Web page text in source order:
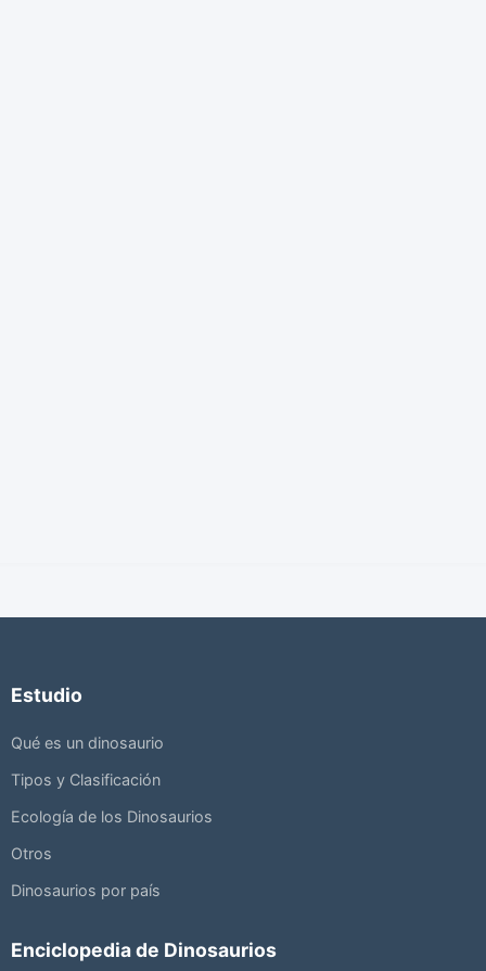
Estudio
Qué es un dinosaurio
Tipos y Clasificación
Ecología de los Dinosaurios
Otros
Dinosaurios por país
Enciclopedia de Dinosaurios